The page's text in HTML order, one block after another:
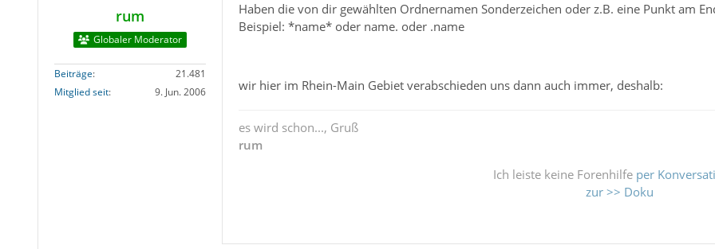
rum
Globaler Moderator
Beiträge
21.481
Mitglied seit
9. Jun. 2006
Haben die von dir gewählten Ordnernamen Sonderzeichen oder z.B. eine Punkt am
Beispiel: *name* oder name. oder .name
wir hier im Rhein-Main Gebiet verabschieden uns dann auch immer, deshalb:
es wird schon..., Gruß
rum
Ich leiste keine Forenhilfe per
zur >> Doku